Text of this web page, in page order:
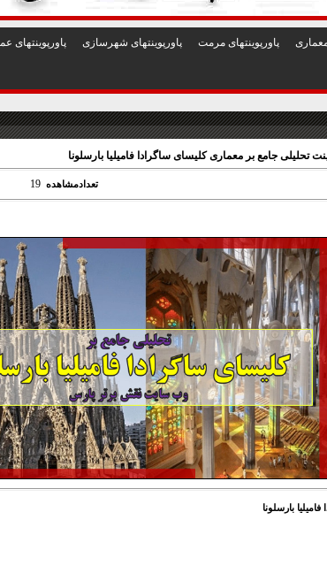
معماری پاورپوينتهای مرمت پاورپوينتهای شهرسازی پاورپوينتهای
تحلیلی جامع بر معماری کلیسای ساگرادا فامیلیا بارسلونا
تعدادمشاهده 19
بارسلونا